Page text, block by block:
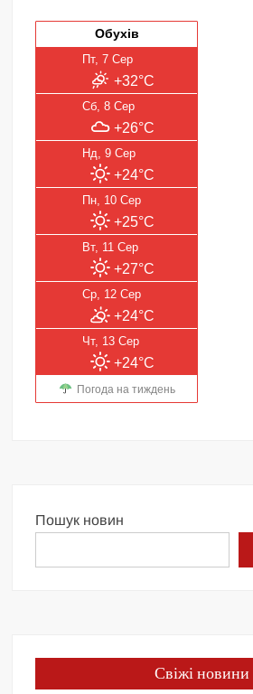
Обухів
Пт, 7 Сер
+32°C
Сб, 8 Сер
+26°C
Нд, 9 Сер
+24°C
Пн, 10 Сер
+25°C
Вт, 11 Сер
+27°C
Ср, 12 Сер
+24°C
Чт, 13 Сер
+24°C
Погода на тиждень
Пошук новин
Свіжі новини